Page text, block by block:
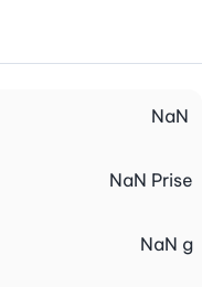
NaN
NaN Prise
NaN g